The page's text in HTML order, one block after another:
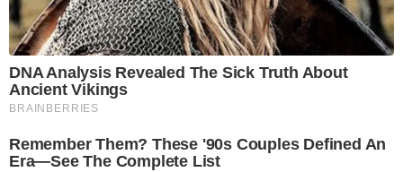
DNA Analysis Revealed The Sick Truth About
Ancient Vikings
BRAINBERRIES
Remember Them? These '90s Couples Defined An
Era—See The Complete List